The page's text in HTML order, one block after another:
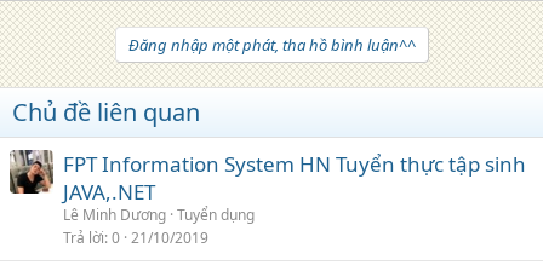
Đăng nhập một phát, tha hồ bình luận^^
Chủ đề liên quan
FPT Information System HN Tuyển thực tập sinh
JAVA,.NET
Lê Minh Dương Tuyển dụng
Trả lời 0 21/10/2019